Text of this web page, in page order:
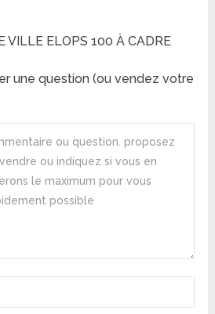
VILLE ELOPS 100 À CADRE
une question (ou vendez votre